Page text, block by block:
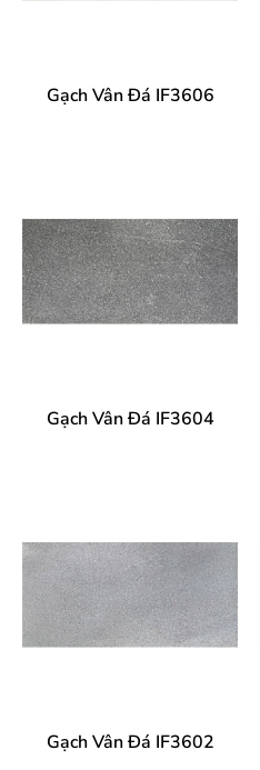
Gạch Vân Đá IF3606
Gạch Vân Đá IF3604
Gạch Vân Đá IF3602